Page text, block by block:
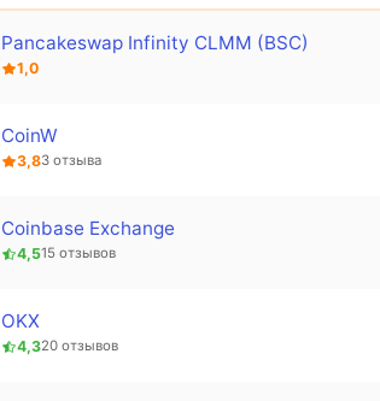
Pancakeswap Infinity CLMM (BSC)
1,0
CoinW
3,83 отзыва
Coinbase Exchange
4,515 отзывов
OKX
4,320 отзывов